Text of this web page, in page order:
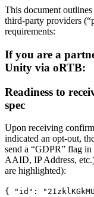
Будьте замечены и
Встроенные покупки
Монетизация
Рекламируйте с
Unity
Примеры
Мобильные игры
Создавайте и
Инди-игры
Выпускайте
Демонстрационные
Демо-версии,
Что нового
Обновления,
Новости, истории и
Для преподавателей
Улучшите свое
Лицензия Education
Принесите мощь
Программы
Докажите свое
This document
third-party providers
requirements:
If you are a
Unity via oRTB:
Readiness to
spec
Upon receiving
indicated an opt-out,
send a “GDPR” flag
AAID, IP Address,
are highlighted):
{ "id":